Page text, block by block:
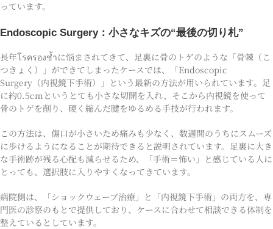
っています。
Endoscopic Surgery：小さなキズの“最後の切り札”
長年โรครองช้ำに悩まされてきて、足裏に骨のトゲのような「骨棘（こ
つきょく）」ができてしまったケースでは、「Endoscopic
Surgery（内視鏡下手術）」という最新の方法が用いられています。足
に約0.5cmというとても小さな切開を入れ、そこから内視鏡を使って
骨のトゲを削り、硬く縮んだ腱をゆるめる手技が行われます。
この方法は、傷口が小さいため痛みも少なく、数週間のうちにスムーズ
に歩けるようになることが期待できると説明されています。足裏に大き
な手術跡が残る心配も減らせるため、「手術＝怖い」と感じている人に
とっても、選択肢に入りやすくなってきています。
病院側は、「ショックウェーブ治療」と「内視鏡下手術」の両方を、専
門医の診察のもとで提供しており、ケースに合わせて相談できる体制を
整えているとしています。